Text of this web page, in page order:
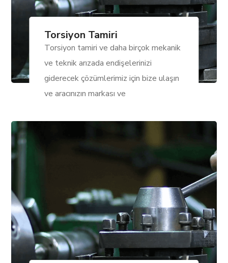
Torsiyon Tamiri
Torsiyon tamiri ve daha birçok mekanik
ve teknik arızada endişelerinizi
giderecek çözümlerimiz için bize ulaşın
ve aracınızın markası ve